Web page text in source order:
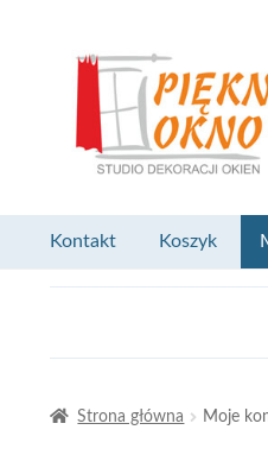
nawigacji
treści
Kontakt Koszyk
Strona główna Moje